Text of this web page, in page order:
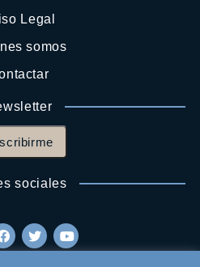
Legal
somos
sociales